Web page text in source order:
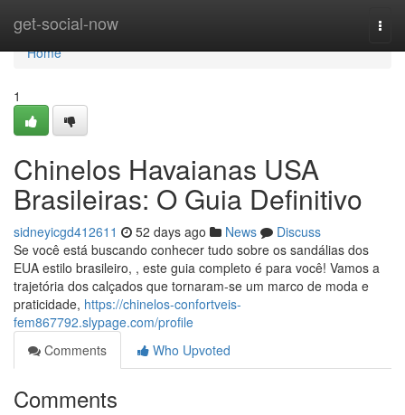
get-social-now
Home
Home
1
Chinelos Havaianas USA
Brasileiras: O Guia Definitivo
sidneyicgd412611 52 days ago News
Discuss
Se você está buscando conhecer tudo sobre os sandálias dos
EUA estilo brasileiro, , este guia completo é para você! Vamos a
trajetória dos calçados que tornaram-se um marco de moda e
praticidade, https://chinelos-confortveis-
fem867792.slypage.com/profile
Comments
Who Upvoted
Comments